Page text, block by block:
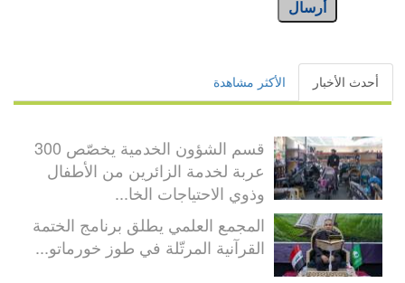
أرسال
أحدث الأخبار الأكثر مشاهدة
قسم الشؤون الخدمية يخصّص 300
عربة لخدمة الزائرين من الأطفال
وذوي الاحتياجات الخا...
المجمع العلمي يطلق برنامج الختمة
القرآنية المرتّلة في طوز خورماتو...